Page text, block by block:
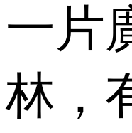
一片
林，